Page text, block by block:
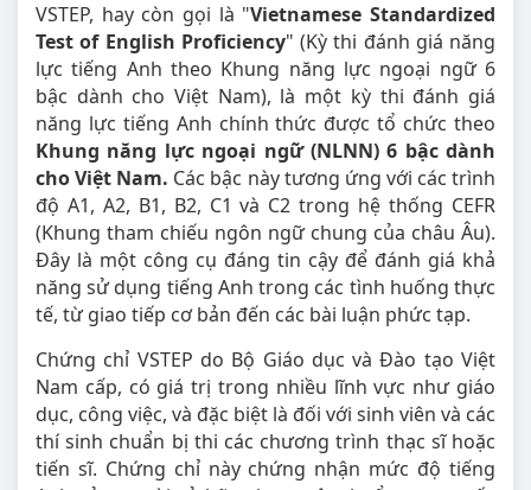
VSTEP, hay còn gọi là "Vietnamese Standardized
Test of English Proficiency" (Kỳ thi đánh giá năng
lực tiếng Anh theo Khung năng lực ngoại ngữ 6
bậc dành cho Việt Nam), là một kỳ thi đánh giá
năng lực tiếng Anh chính thức được tổ chức theo
Khung năng lực ngoại ngữ (NLNN) 6 bậc dành
cho Việt Nam. Các bậc này tương ứng với các trình
độ A1, A2, B1, B2, C1 và C2 trong hệ thống CEFR
(Khung tham chiếu ngôn ngữ chung của châu Âu).
Đây là một công cụ đáng tin cậy để đánh giá khả
năng sử dụng tiếng Anh trong các tình huống thực
tế, từ giao tiếp cơ bản đến các bài luận phức tạp.
Chứng chỉ VSTEP do Bộ Giáo dục và Đào tạo Việt
Nam cấp, có giá trị trong nhiều lĩnh vực như giáo
dục, công việc, và đặc biệt là đối với sinh viên và các
thí sinh chuẩn bị thi các chương trình thạc sĩ hoặc
tiến sĩ. Chứng chỉ này chứng nhận mức độ tiếng